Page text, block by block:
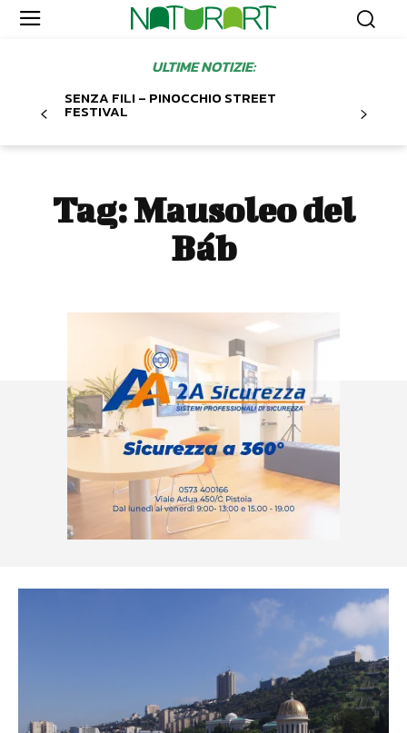
ULTIME NOTIZIE:
SENZA FILI – PINOCCHIO STREET
FESTIVAL
Tag:Mausoleo del
Báb